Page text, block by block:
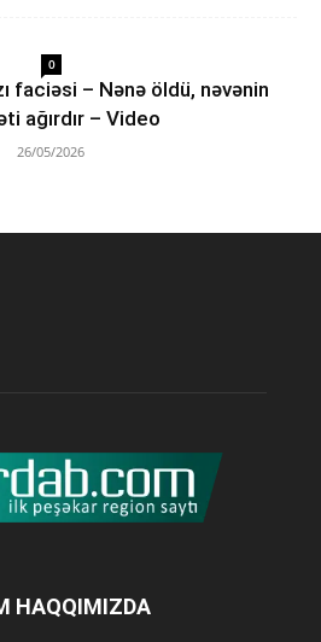
0
faciəsi – Nənə öldü, nəvənin
ağırdır – Video
26/05/2026
HAQQIMIZDA